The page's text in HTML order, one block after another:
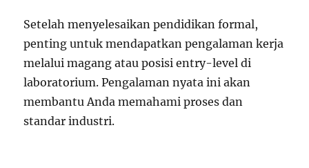
Setelah menyelesaikan pendidikan formal,
penting untuk mendapatkan pengalaman kerja
melalui magang atau posisi entry-level di
laboratorium. Pengalaman nyata ini akan
membantu Anda memahami proses dan
standar industri.